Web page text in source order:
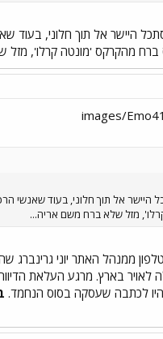
היישר אל תוך חלוני, בעוד
ברח מהקרקס 'מונטה קרלו',
אל תוך חלוני, בעוד שאנשי
מזל שלא ברח משם אריה...
אצלי שיחת טלפון ממנהל האתר
היו לכתבה שעסקה בסוס הנחמד.